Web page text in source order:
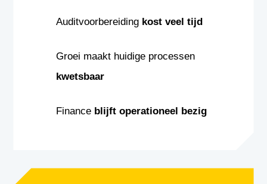
Auditvoorbereiding kost veel tijd
Groei maakt huidige processen
kwetsbaar
Finance blijft operationeel bezig